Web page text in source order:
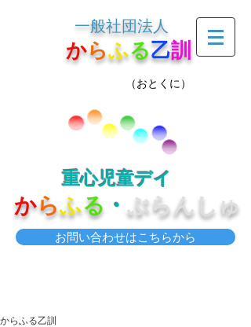
一般社団法人
からふる乙訓
（おとくに）
重心児童デイ
からふる ・ ぶらんしゅ
お問い合わせはこちらから
からふる乙訓